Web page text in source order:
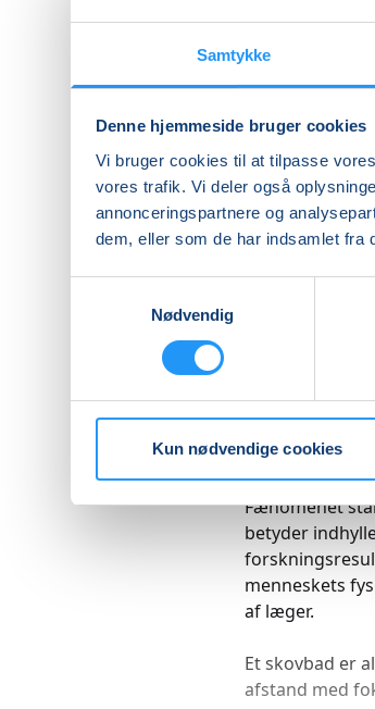
Samtykke
Denne hjemmeside bruger cookies
Vi bruger cookies til at tilpasse
vores trafik. Vi deler også
annonceringspartnere og
dem, eller som de har indsamlet fra
Nødvendig
Kun nødvendige cookies
HAR DU
Shinrin Yoko:
Nej, du skal
fysiske og
og kystens
Et nordisk
i skoven, men
skovsø eller i
naturen.
Fænomenet
betyder
menneskets
af læger.
Et skovbad er
afstand med